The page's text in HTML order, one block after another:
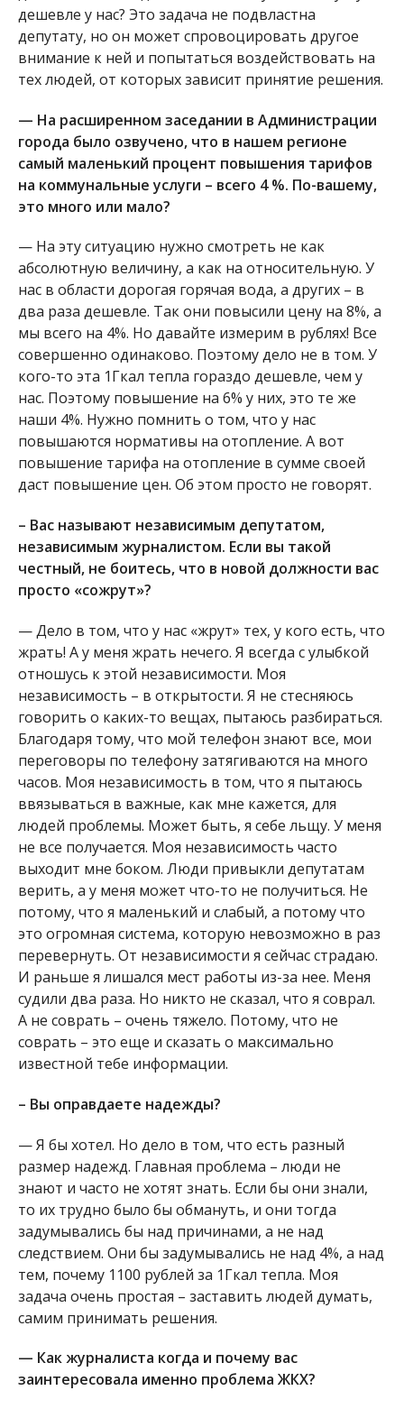
дешевле у нас? Это задача не подвластна
депутату, но он может спровоцировать другое
внимание к ней и попытаться воздействовать на
тех людей, от которых зависит принятие решения.
— На расширенном заседании в Администрации
города было озвучено, что в нашем регионе
самый маленький процент повышения тарифов
на коммунальные услуги – всего 4 %. По-вашему,
это много или мало?
— На эту ситуацию нужно смотреть не как
абсолютную величину, а как на относительную. У
нас в области дорогая горячая вода, а других – в
два раза дешевле. Так они повысили цену на 8%, а
мы всего на 4%. Но давайте измерим в рублях! Все
совершенно одинаково. Поэтому дело не в том. У
кого-то эта 1Гкал тепла гораздо дешевле, чем у
нас. Поэтому повышение на 6% у них, это те же
наши 4%. Нужно помнить о том, что у нас
повышаются нормативы на отопление. А вот
повышение тарифа на отопление в сумме своей
даст повышение цен. Об этом просто не говорят.
– Вас называют независимым депутатом,
независимым журналистом. Если вы такой
честный, не боитесь, что в новой должности вас
просто «сожрут»?
— Дело в том, что у нас «жрут» тех, у кого есть, что
жрать! А у меня жрать нечего. Я всегда с улыбкой
отношусь к этой независимости. Моя
независимость – в открытости. Я не стесняюсь
говорить о каких-то вещах, пытаюсь разбираться.
Благодаря тому, что мой телефон знают все, мои
переговоры по телефону затягиваются на много
часов. Моя независимость в том, что я пытаюсь
ввязываться в важные, как мне кажется, для
людей проблемы. Может быть, я себе льщу. У меня
не все получается. Моя независимость часто
выходит мне боком. Люди привыкли депутатам
верить, а у меня может что-то не получиться. Не
потому, что я маленький и слабый, а потому что
это огромная система, которую невозможно в раз
перевернуть. От независимости я сейчас страдаю.
И раньше я лишался мест работы из-за нее. Меня
судили два раза. Но никто не сказал, что я соврал.
А не соврать – очень тяжело. Потому, что не
соврать – это еще и сказать о максимально
известной тебе информации.
– Вы оправдаете надежды?
— Я бы хотел. Но дело в том, что есть разный
размер надежд. Главная проблема – люди не
знают и часто не хотят знать. Если бы они знали,
то их трудно было бы обмануть, и они тогда
задумывались бы над причинами, а не над
следствием. Они бы задумывались не над 4%, а над
тем, почему 1100 рублей за 1Гкал тепла. Моя
задача очень простая – заставить людей думать,
самим принимать решения.
— Как журналиста когда и почему вас
заинтересовала именно проблема ЖКХ?